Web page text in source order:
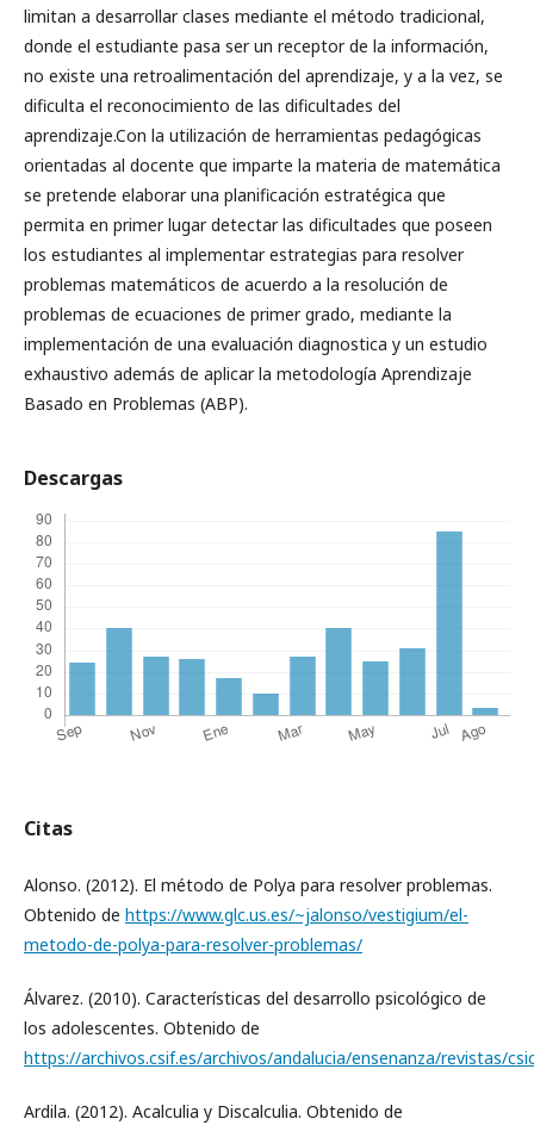
limitan a desarrollar clases mediante el método tradicional,
donde el estudiante pasa ser un receptor de la información,
no existe una retroalimentación del aprendizaje, y a la vez, se
dificulta el reconocimiento de las dificultades del
aprendizaje.Con la utilización de herramientas pedagógicas
orientadas al docente que imparte la materia de matemática
se pretende elaborar una planificación estratégica que
permita en primer lugar detectar las dificultades que poseen
los estudiantes al implementar estrategias para resolver
problemas matemáticos de acuerdo a la resolución de
problemas de ecuaciones de primer grado, mediante la
implementación de una evaluación diagnostica y un estudio
exhaustivo además de aplicar la metodología Aprendizaje
Basado en Problemas (ABP).
Descargas
Citas
Alonso. (2012). El método de Polya para resolver problemas.
Obtenido de https://www.glc.us.es/~jalonso/vestigium/el-
metodo-de-polya-para-resolver-problemas/
Álvarez. (2010). Características del desarrollo psicológico de
los adolescentes. Obtenido de
https://archivos.csif.es/archivos/andalucia/ensenanza/revistas/
Ardila. (2012). Acalculia y Discalculia. Obtenido de